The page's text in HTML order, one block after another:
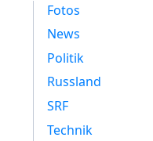
Fotos
News
Politik
Russland
SRF
Technik